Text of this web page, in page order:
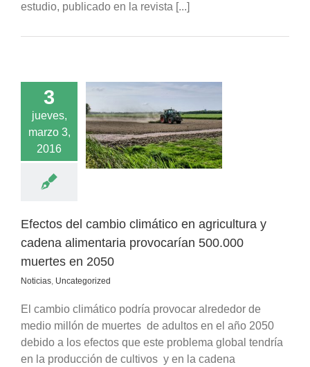
estudio, publicado en la revista [...]
3
jueves,
marzo 3,
2016
del cambio
en agricultura y
alimentaria
500.000
en 2050
Uncategorized
Efectos del cambio climático en agricultura y
cadena alimentaria provocarían 500.000
muertes en 2050
Noticias, Uncategorized
El cambio climático podría provocar alrededor de
medio millón de muertes de adultos en el año 2050
debido a los efectos que este problema global tendría
en la producción de cultivos y en la cadena